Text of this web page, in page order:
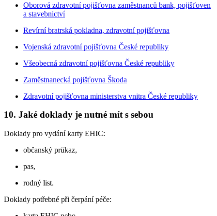
Oborová zdravotní pojišťovna zaměstnanců bank, pojišťoven
a stavebnictví
Revírní bratrská pokladna, zdravotní pojišťovna
Vojenská zdravotní pojišťovna České republiky
Všeobecná zdravotní pojišťovna České republiky
Zaměstnanecká pojišťovna Škoda
Zdravotní pojišťovna ministerstva vnitra České republiky
10. Jaké doklady je nutné mít s sebou
Doklady pro vydání karty EHIC:
občanský průkaz,
pas,
rodný list.
Doklady potřebné při čerpání péče: